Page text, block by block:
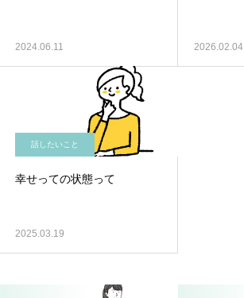
2024.06.11 2026.02.04
話したいこと
幸せっての状態って
2025.03.19